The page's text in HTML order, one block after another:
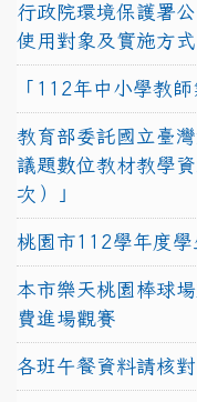
行政院環境保護署
使用對象及實施方
「112年中小學教
教育部委託國立臺
議題數位教材教學
次）」
桃園市112學年度
本市樂天桃園棒球
費進場觀賽
各班午餐資料請核